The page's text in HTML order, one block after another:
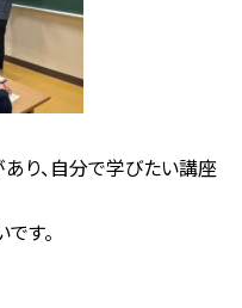
り、自分で学びたい講座
す。